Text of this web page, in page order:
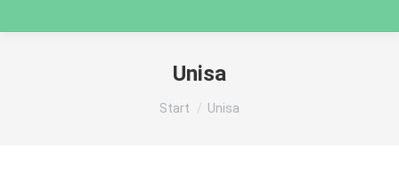
Unisa
Sie befinden sich hier:
Start Unisa